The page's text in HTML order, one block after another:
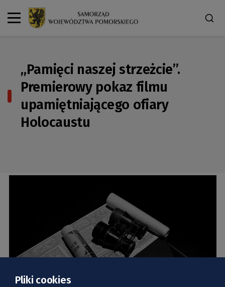
„Pamięci naszej strzeżcie”.
Premierowy pokaz filmu
upamiętniającego ofiary
Holocaustu
Pliki cookies